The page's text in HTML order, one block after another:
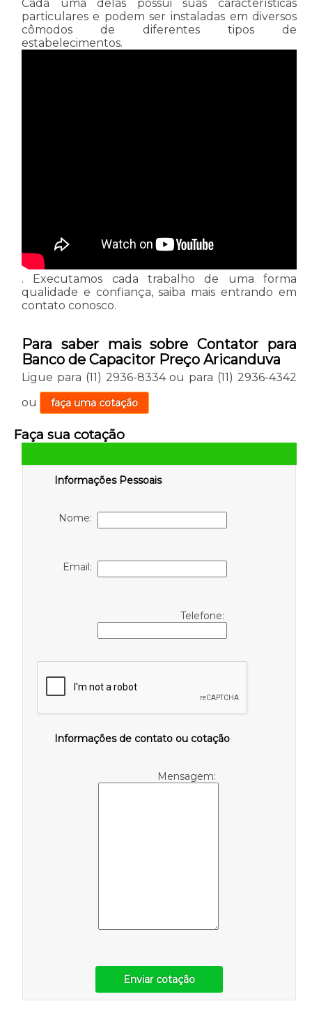
Cada uma delas possui suas características
particulares e podem ser instaladas em diversos
cômodos de diferentes tipos de
estabelecimentos.
. Executamos cada trabalho de uma forma
qualidade e confiança, saiba mais entrando em
contato conosco.
Para saber mais sobre Contator para
Banco de Capacitor Preço Aricanduva
Ligue para (11) 2936-8334ou para (11) 2936-4342
ou
faça uma cotação
Faça sua cotação
Informações Pessoais
Nome:
Email:
Telefone:
Informações de contato ou cotação
Mensagem:
Enviar cotação